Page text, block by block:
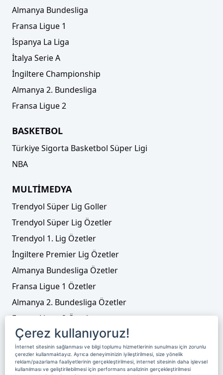
Almanya Bundesliga
Fransa Ligue 1
İspanya La Liga
İtalya Serie A
İngiltere Championship
Almanya 2. Bundesliga
Fransa Ligue 2
BASKETBOL
Türkiye Sigorta Basketbol Süper Ligi
NBA
MULTİMEDYA
Trendyol Süper Lig Goller
Trendyol Süper Lig Özetler
Trendyol 1. Lig Özetler
İngiltere Premier Lig Özetler
Almanya Bundesliga Özetler
Fransa Ligue 1 Özetler
Almanya 2. Bundesliga Özetler
Fransa Ligue 2 Özetler
Tenis
Video Liste
Foto Galeriler
Çerez kullanıyoruz!
İnternet sitesinin sağlanması ve bilgi toplumu hizmetlerinin sunulması için zorunlu
çerezler kullanmaktayız. Ayrıca deneyiminizin iyileştirilmesi, size yönelik
reklam/pazarlama faaliyetlerinin gerçekleştirilmesi, internet sitesinin daha işlevsel
kullanılması ve geliştirilebilmesi için performans analizinin gerçekleştirilmesi